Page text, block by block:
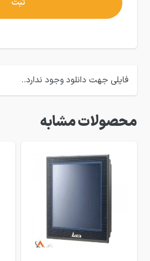
فایلی جهت دانلود وجود ندارد..
محصولات مشابه